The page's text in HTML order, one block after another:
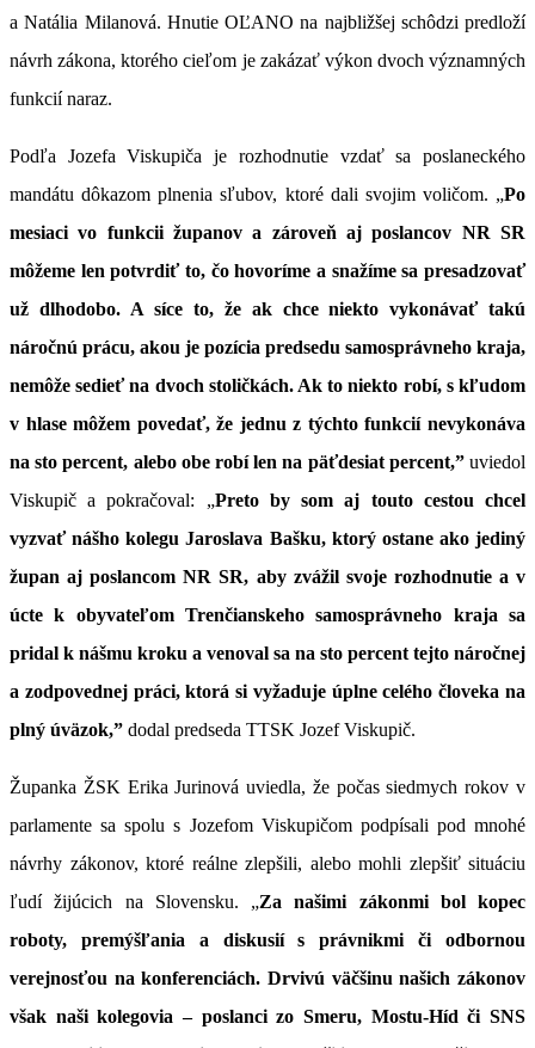
a Natália Milanová. Hnutie OĽANO na najbližšej schôdzi predloží
návrh zákona, ktorého cieľom je zakázať výkon dvoch významných
funkcií naraz.
Podľa Jozefa Viskupiča je rozhodnutie vzdať sa poslaneckého
mandátu dôkazom plnenia sľubov, ktoré dali svojim voličom. „Po
mesiaci vo funkcii županov a zároveň aj poslancov NR SR
môžeme len potvrdiť to, čo hovoríme a snažíme sa presadzovať
už dlhodobo. A síce to, že ak chce niekto vykonávať takú
náročnú prácu, akou je pozícia predsedu samosprávneho kraja,
nemôže sedieť na dvoch stoličkách. Ak to niekto robí, s kľudom
v hlase môžem povedať, že jednu z týchto funkcií nevykonáva
na sto percent, alebo obe robí len na päťdesiat percent,”uviedol
Viskupič a pokračoval: „Preto by som aj touto cestou chcel
vyzvať nášho kolegu Jaroslava Bašku, ktorý ostane ako jediný
župan aj poslancom NR SR, aby zvážil svoje rozhodnutie a v
úcte k obyvateľom Trenčianskeho samosprávneho kraja sa
pridal k nášmu kroku a venoval sa na sto percent tejto náročnej
a zodpovednej práci, ktorá si vyžaduje úplne celého človeka na
plný úväzok,” dodal predseda TTSK Jozef Viskupič.
Županka ŽSK Erika Jurinová uviedla, že počas siedmych rokov v
parlamente sa spolu s Jozefom Viskupičom podpísali pod mnohé
návrhy zákonov, ktoré reálne zlepšili, alebo mohli zlepšiť situáciu
ľudí žijúcich na Slovensku. „Za našimi zákonmi bol kopec
roboty, premýšľania a diskusií s právnikmi či odbornou
verejnosťou na konferenciách. Drvivú väčšinu našich zákonov
však naši kolegovia – poslanci zo Smeru, Mostu-Híd či SNS